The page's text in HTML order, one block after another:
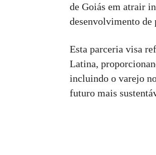
de Goiás em atrair
desenvolvimento de
Esta parceria visa
Latina,
incluindo o varejo
futuro mais